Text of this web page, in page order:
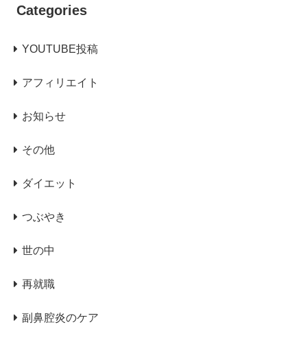
Categories
YOUTUBE投稿
アフィリエイト
お知らせ
その他
ダイエット
つぶやき
世の中
再就職
副鼻腔炎のケア